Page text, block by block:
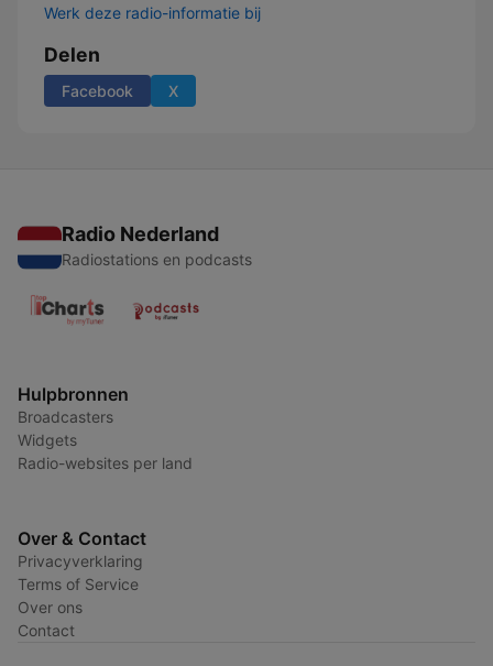
Werk deze radio-informatie bij
Delen
Facebook X
Radio Nederland
Radiostations en podcasts
Hulpbronnen
Broadcasters
Widgets
Radio-websites per land
Over & Contact
Privacyverklaring
Terms of Service
Over ons
Contact